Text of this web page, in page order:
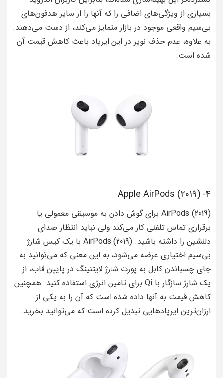
بسیاری از ویژگی‌های اضافی را که آنها را از سایر هدفون‌های
بی‌سیم واقعی موجود در بازار متمایز می‌کند، از دست می‌دهند.
به علاوه، عدم حذف نویز در این ایرپاد باعث کاهش قیمت آن
شده است.
4- Apple AirPods (2019)
AirPods (2019) برای گوش دادن به موسیقی معمولی یا
برقراری تماس تلفنی کار می‌کند ولی نباید انتظار صدای
دلنشین را داشته باشید. AirPods (2019) با یک کیس شارژ
بی‌سیم اختیاری عرضه می‌شود، به این معنی که می‌توانید به
جای چسباندن کابل به پورت شارژ لایتنینگ در پایین قاب، از
یک شارژ سازگار با Qi برای تامین انرژی استفاده کنید. همچنین
کاهش قیمت به آنها داده شده است که آن را به یکی از
ارزان‌ترین ایرپادهایی تبدیل کرده است که می‌توانید بخرید.